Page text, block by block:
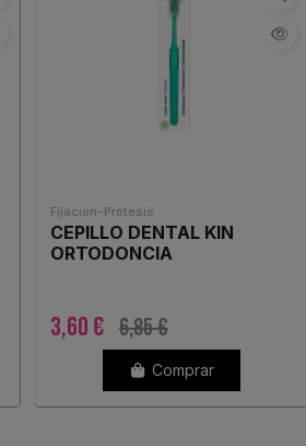
Fijación-Prótesis
CEPILLO DENTAL KIN
ORTODONCIA
3,60 € 6,85 €
Comprar